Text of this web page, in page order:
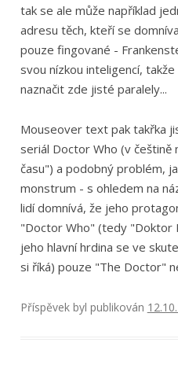
tak se ale může například
adresu těch, kteří se
pouze fingované -
svou nízkou inteligencí,
naznačit zde jisté paralely...
Mouseover text pak takřka
seriál Doctor Who (v češtině
času") a podobný problém,
monstrum - s ohledem na
lidí domnívá, že jeho
"Doctor Who" (tedy "Doktor
jeho hlavní hrdina se ve
si říká) pouze "The Doctor"
Příspěvek byl publikován